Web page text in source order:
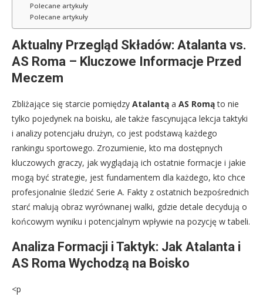
Polecane artykuły
Polecane artykuły
Aktualny Przegląd Składów: Atalanta vs.
AS Roma – Kluczowe Informacje Przed
Meczem
Zbliżające się starcie pomiędzy Atalantą a AS Romąto nie
tylko pojedynek na boisku, ale także fascynująca lekcja taktyki
i analizy potencjału drużyn, co jest podstawą każdego
rankingu sportowego. Zrozumienie, kto ma dostępnych
kluczowych graczy, jak wyglądają ich ostatnie formacje i jakie
mogą być strategie, jest fundamentem dla każdego, kto chce
profesjonalnie śledzić Serie A. Fakty z ostatnich bezpośrednich
starć malują obraz wyrównanej walki, gdzie detale decydują o
końcowym wyniku i potencjalnym wpływie na pozycję w tabeli.
Analiza Formacji i Taktyk: Jak Atalanta i
AS Roma Wychodzą na Boisko
<p